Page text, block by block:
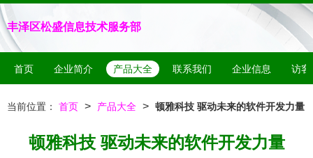
丰泽区松盛信息技术服务部
首页 企业简介 产品大全 联系我们 企业信息 访客
当前位置： 首页 > 产品大全 > 顿雅科技 驱动未来的软件开发力量
顿雅科技 驱动未来的软件开发力量